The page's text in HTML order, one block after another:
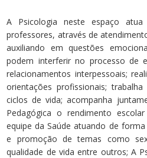
A Psicologia neste espaço
professores, através de
auxiliando em questões
podem interferir no processo de
relacionamentos interpessoais;
orientações profissionais;
ciclos de vida; acompanha
Pedagógica o rendimento
equipe da Saúde atuando de
e promoção de temas como
qualidade de vida entre outros; A